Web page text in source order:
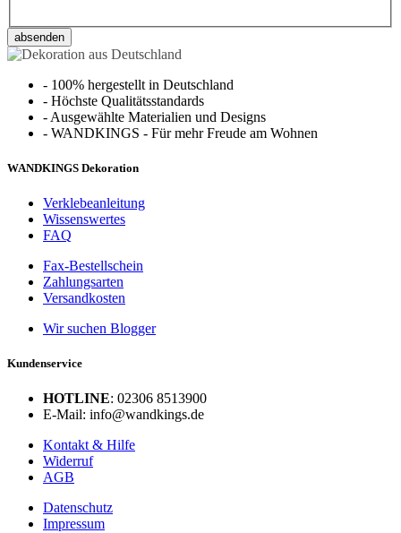
absenden
- 100% hergestellt in Deutschland
- Höchste Qualitätsstandards
- Ausgewählte Materialien und Designs
- WANDKINGS - Für mehr Freude am Wohnen
WANDKINGS Dekoration
Verklebeanleitung
Wissenswertes
FAQ
Fax-Bestellschein
Zahlungsarten
Versandkosten
Wir suchen Blogger
Kundenservice
HOTLINE: 02306 8513900
E-Mail: info@wandkings.de
Kontakt & Hilfe
Widerruf
AGB
Datenschutz
Impressum